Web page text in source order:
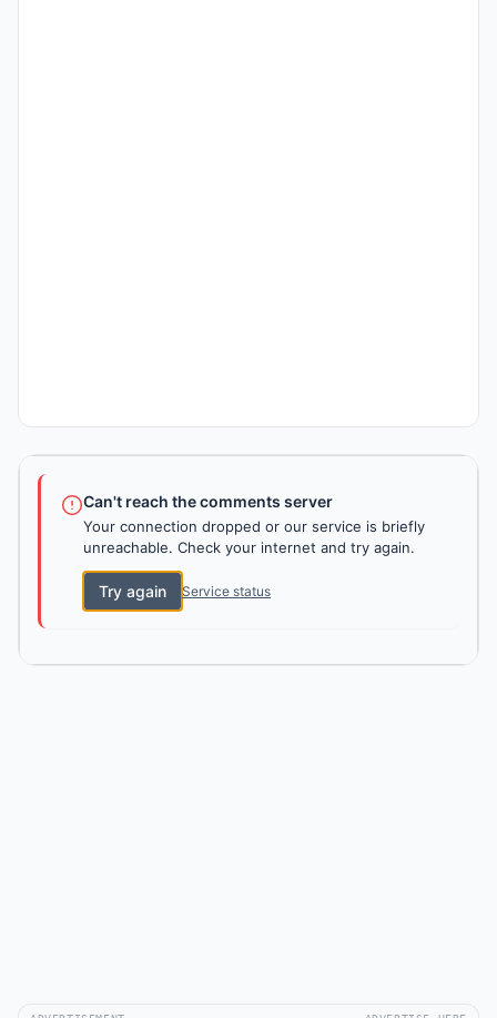
Can't reach the comments server
Your connection dropped or our service is briefly
unreachable. Check your internet and try again.
Try again Service status